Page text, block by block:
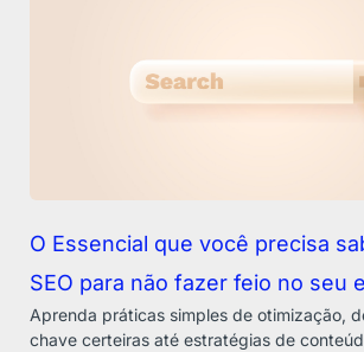
O Essencial que você precisa
SEO para não fazer feio no seu
Aprenda práticas simples de otimização,
chave certeiras até estratégias de